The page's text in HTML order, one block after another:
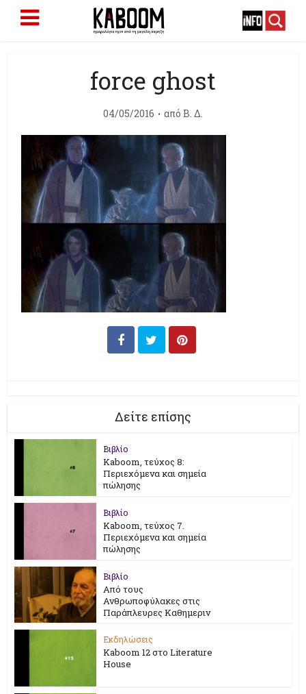
force ghost
04/05/2016 από Β. Δ.
Δείτε επίσης
Βιβλίο
Kaboom, τεύχος 8:
Περιεχόμενα και σημεία
πώλησης
Βιβλίο
Kaboom, τεύχος 7.
Περιεχόμενα και σημεία
πώλησης
Βιβλίο
Από τους
Ανθρωποφύλακες στις
Παράπλευρες Καθημεριν
Εκδηλώσεις
Kaboom 12 στο Literature
House